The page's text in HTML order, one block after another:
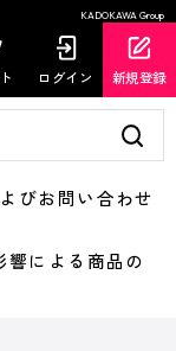
KADOKAWA Group
ログイン 新規登録
びお問い合わせ
による商品の